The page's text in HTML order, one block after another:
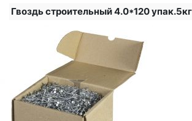
Гвоздь строительный 4.0*120